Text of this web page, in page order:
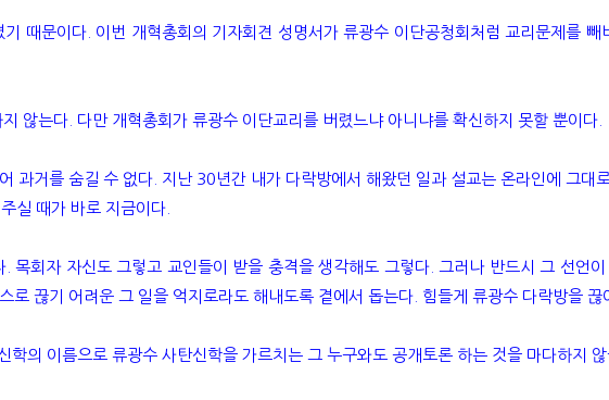
때문이다. 이번 개혁총회의 기자회견 성명서가 류광수 이단공청회처럼 교리문제를
않는다. 다만 개혁총회가 류광수 이단교리를 버렸느냐 아니냐를 확신하지 못할 뿐이다.
과거를 숨길 수 없다. 지난 30년간 내가 다락방에서 해왔던 일과 설교는 온라인에 그대
실 때가 바로 지금이다.
회자 자신도 그렇고 교인들이 받을 충격을 생각해도 그렇다. 그러나 반드시 그 선언
끊기 어려운 그 일을 억지로라도 해내도록 곁에서 돕는다. 힘들게 류광수 다락방을
의 이름으로 류광수 사탄신학을 가르치는 그 누구와도 공개토론 하는 것을 마다하지 않